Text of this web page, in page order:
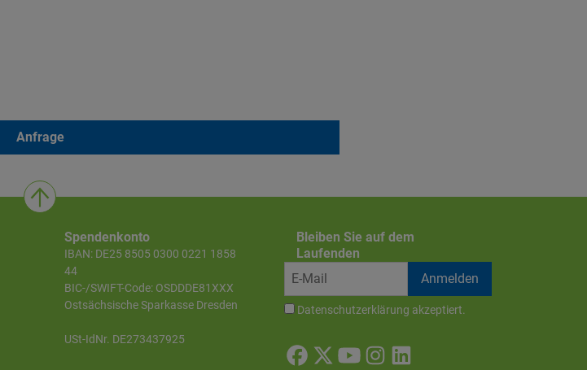
Anfrage
Spendenkonto
IBAN: DE25 8505 0300 0221 1858
44
BIC-/SWIFT-Code: OSDDDE81XXX
Ostsächsische Sparkasse Dresden
USt-IdNr. DE273437925
Bleiben Sie auf dem
Laufenden
Datenschutzerklärung akzeptiert.